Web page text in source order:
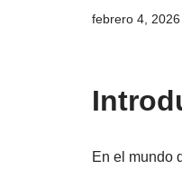
febrero 4, 2026
En el mundo